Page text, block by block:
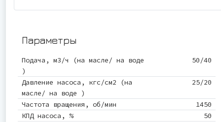
Параметры
Подача, м3/ч (на масле/ на воде
)
50/40
Давление насоса, кгс/см2 (на
масле/ на воде )
25/20
Частота вращения, об/мин
1450
КПД насоса, %
50